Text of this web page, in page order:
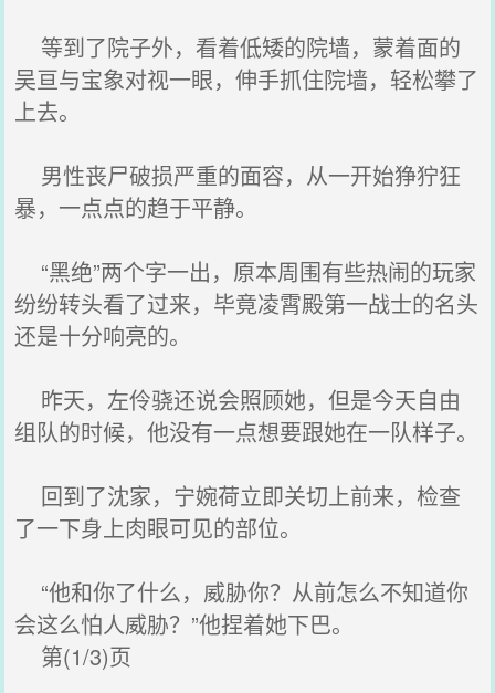
等到了院子外，看着低矮的院墙，蒙着面的
吴亘与宝象对视一眼，伸手抓住院墙，轻松攀了
上去。
男性丧尸破损严重的面容，从一开始狰狞狂
暴，一点点的趋于平静。
“黑绝”两个字一出，原本周围有些热闹的玩家
纷纷转头看了过来，毕竟凌霄殿第一战士的名头
还是十分响亮的。
昨天，左伶骁还说会照顾她，但是今天自由
组队的时候，他没有一点想要跟她在一队样子。
回到了沈家，宁婉荷立即关切上前来，检查
了一下身上肉眼可见的部位。
“他和你了什么，威胁你？从前怎么不知道你
会这么怕人威胁？”他捏着她下巴。
第(1/3)页